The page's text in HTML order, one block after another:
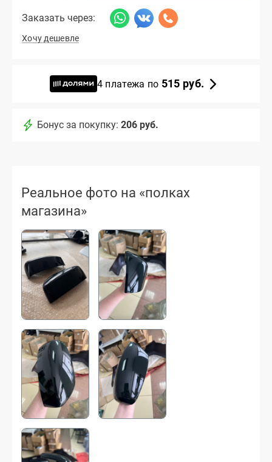
Заказать через:
Хочу дешевле
4 платежа по 515 руб.
Бонус за покупку: 206 руб.
Реальное фото на «полках
магазина»